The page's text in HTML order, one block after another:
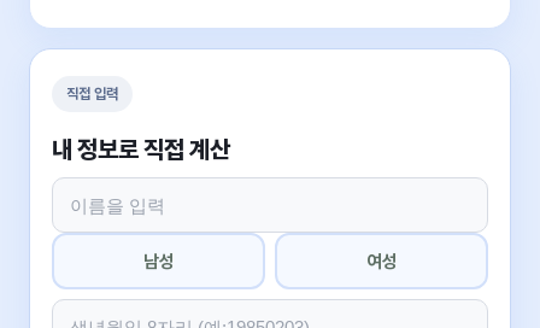
직접 입력
내 정보로 직접 계산
남성 여성